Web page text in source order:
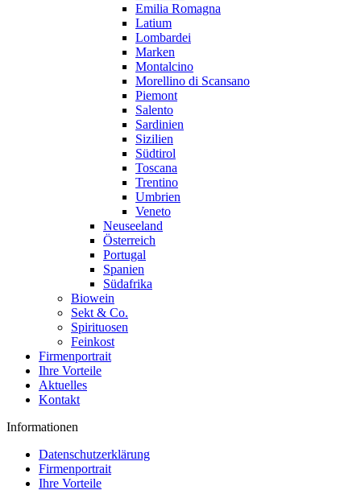
Emilia Romagna
Latium
Lombardei
Marken
Montalcino
Morellino di Scansano
Piemont
Salento
Sardinien
Sizilien
Südtirol
Toscana
Trentino
Umbrien
Veneto
Neuseeland
Österreich
Portugal
Spanien
Südafrika
Biowein
Sekt & Co.
Spirituosen
Feinkost
Firmenportrait
Ihre Vorteile
Aktuelles
Kontakt
Informationen
Datenschutzerklärung
Firmenportrait
Ihre Vorteile